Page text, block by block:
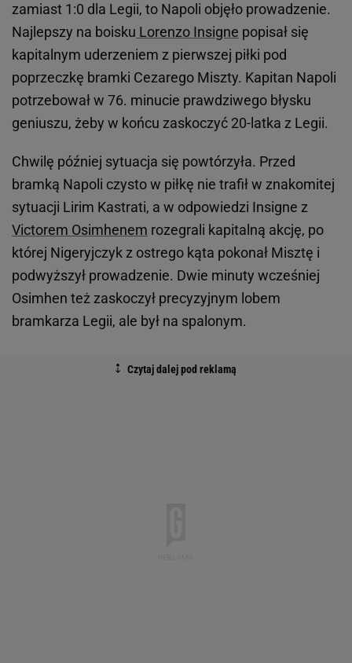
zamiast 1:0 dla Legii, to Napoli objęło prowadzenie.
Najlepszy na boisku Lorenzo Insigne popisał się
kapitalnym uderzeniem z pierwszej piłki pod
poprzeczkę bramki Cezarego Miszty. Kapitan Napoli
potrzebował w 76. minucie prawdziwego błysku
geniuszu, żeby w końcu zaskoczyć 20-latka z Legii.
Chwilę później sytuacja się powtórzyła. Przed
bramką Napoli czysto w piłkę nie trafił w znakomitej
sytuacji Lirim Kastrati, a w odpowiedzi Insigne z
Victorem Osimhenem rozegrali kapitalną akcję, po
której Nigeryjczyk z ostrego kąta pokonał Misztę i
podwyższył prowadzenie. Dwie minuty wcześniej
Osimhen też zaskoczył precyzyjnym lobem
bramkarza Legii, ale był na spalonym.